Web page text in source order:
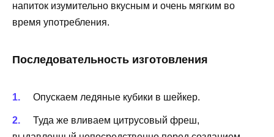
напиток изумительно вкусным и очень мягким во
время употребления.
Последовательность изготовления
Опускаем ледяные кубики в шейкер.
Туда же вливаем цитрусовый фреш,